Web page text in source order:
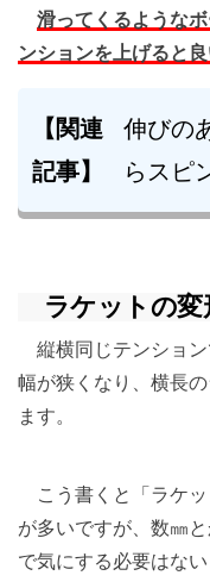
滑ってくるような
ンションを上げると良
【関連
記事】
伸びの
らスピ
ラケットの変
縦横同じテンショ
幅が狭くなり、横長
ます。
こう書くと「ラケ
が多いですが、数㎜
で気にする必要はな